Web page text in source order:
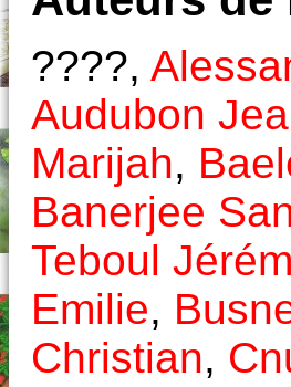
????,
Audubon
Marijah,
Banerjee
Teboul
Emilie,
Christian,